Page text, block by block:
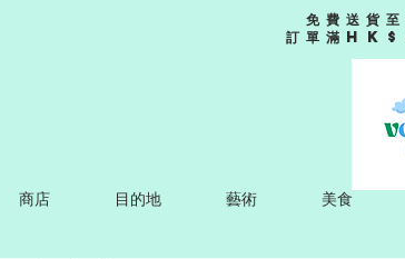
免費送貨
訂單滿
商店 目的地 藝術 美食